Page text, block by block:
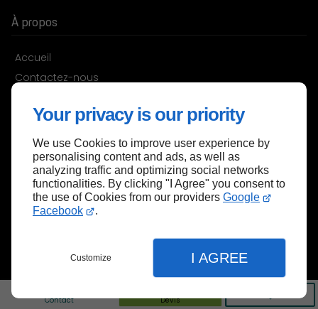
Your privacy is our priority
We use Cookies to improve user experience by
personalising content and ads, as well as
analyzing traffic and optimizing social networks
functionalities. By clicking "I Agree" you consent to
the use of Cookies from our providers Google
Facebook
.
Customize I AGREE
Contact Devis
À propos
Accueil
Contactez-nous
Plan du site